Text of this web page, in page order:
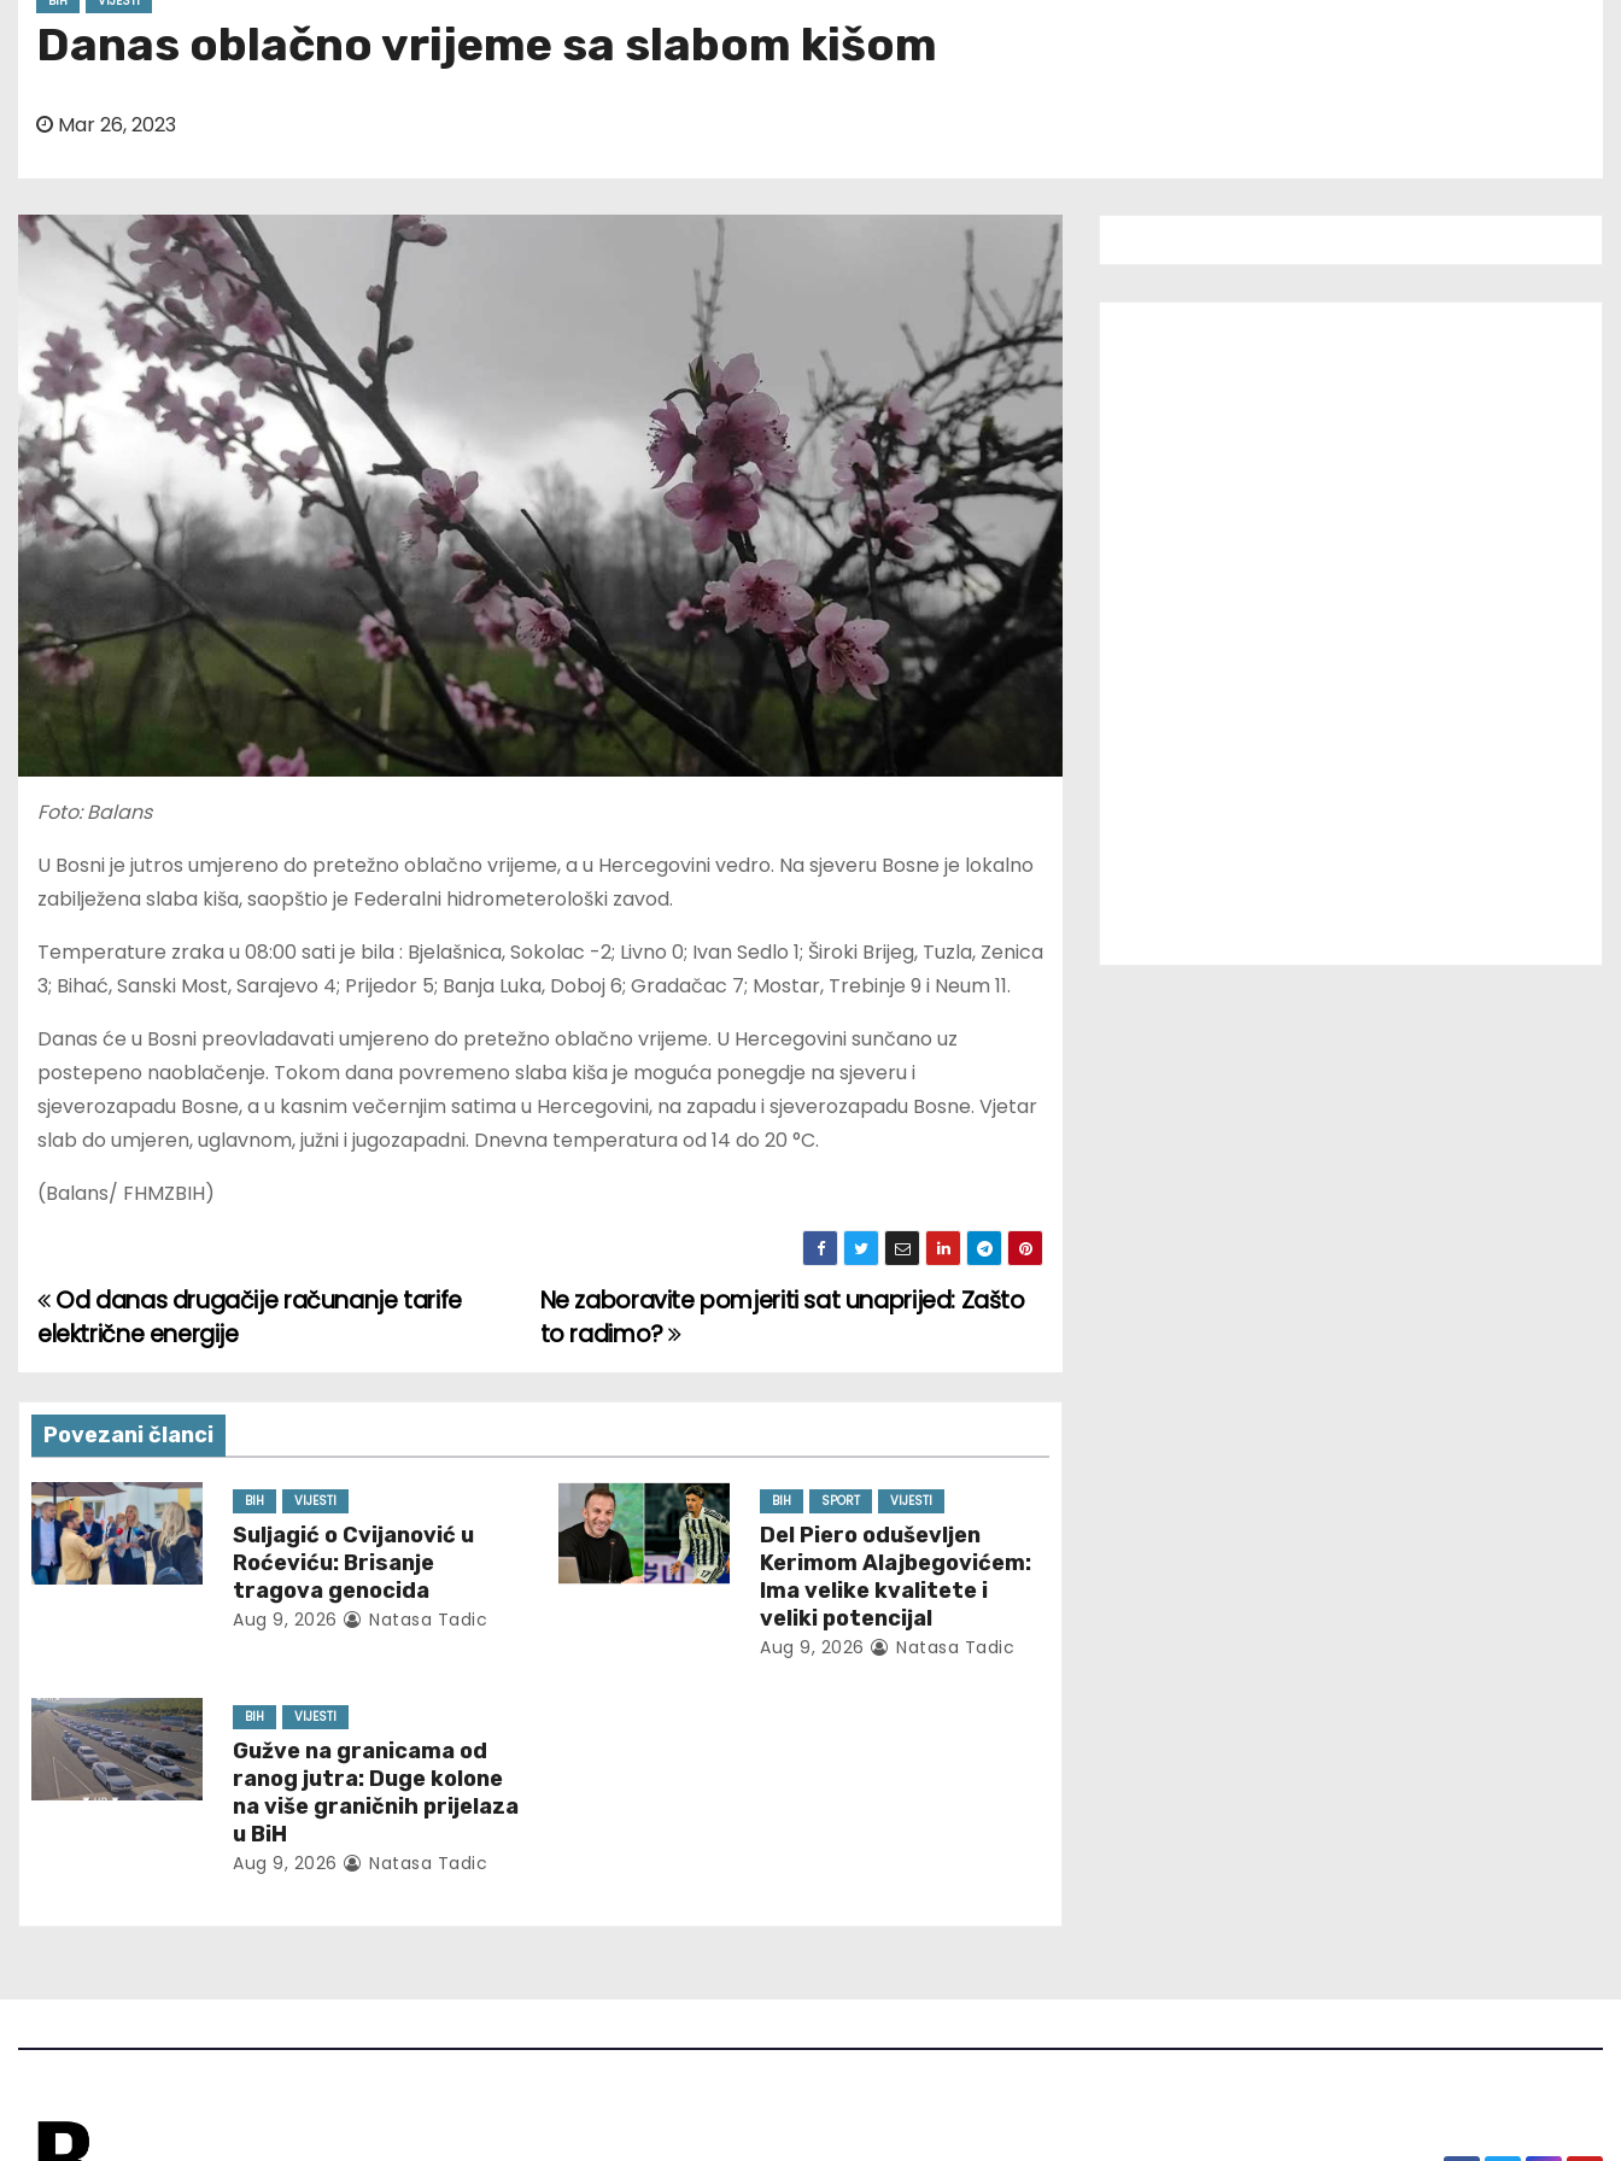
Danas oblačno vrijeme sa slabom kišom
Mar 26, 2023
Foto: Balans
U Bosni je jutros umjereno do pretežno oblačno vrijeme, a u Hercegovini vedro. Na sjeveru Bosne je lokalno
zabilježena slaba kiša, saopštio je Federalni hidrometerološki zavod.
Temperature zraka u 08:00 sati je bila : Bjelašnica, Sokolac -2; Livno 0; Ivan Sedlo 1; Široki Brijeg, Tuzla, Zenica
3; Bihać, Sanski Most, Sarajevo 4; Prijedor 5; Banja Luka, Doboj 6; Gradačac 7; Mostar, Trebinje 9 i Neum 11.
Danas će u Bosni preovladavati umjereno do pretežno oblačno vrijeme. U Hercegovini sunčano uz
postepeno naoblačenje. Tokom dana povremeno slaba kiša je moguća ponegdje na sjeveru i
sjeverozapadu Bosne, a u kasnim večernjim satima u Hercegovini, na zapadu i sjeverozapadu Bosne. Vjetar
slab do umjeren, uglavnom, južni i jugozapadni. Dnevna temperatura od 14 do 20 °C.
(Balans/ FHMZBIH)
P
s
t
n
a
g
a
t
Ne zaboravite pomjeriti sat unaprijed: Zašto
to radimo?
Od danas drugačije računanje tarife
električne energije
Povezani članci
BIH VIJESTI
Suljagić o Cvijanović u
Roćeviću: Brisanje
tragova genocida
Aug 9, 2026 Natasa Tadic
BIH SPORT VIJESTI
Del Piero oduševljen
Kerimom Alajbegovićem:
Ima velike kvalitete i
veliki potencijal
Aug 9, 2026 Natasa Tadic
BIH VIJESTI
Gužve na granicama od
ranog jutra: Duge kolone
na više graničnih prijelaza
u BiH
Aug 9, 2026 Natasa Tadic